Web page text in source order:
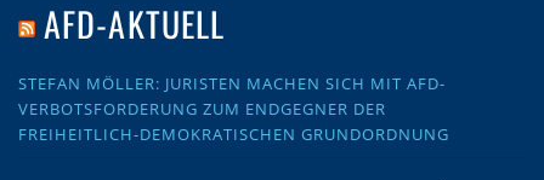
AFD-AKTUELL
STEFAN MÖLLER: JURISTEN MACHEN SICH MIT AFD-
VERBOTSFORDERUNG ZUM ENDGEGNER DER
FREIHEITLICH-DEMOKRATISCHEN GRUNDORDNUNG